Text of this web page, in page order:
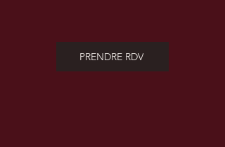
PRENDRE RDV